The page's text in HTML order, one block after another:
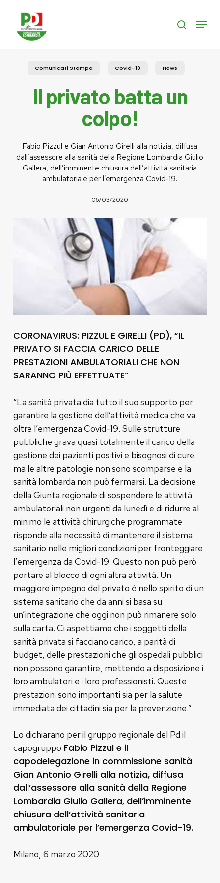
content
search
Menu
Comunicati Stampa Covid-19 News
Il privato batta un
colpo!
Fabio Pizzul e Gian Antonio Girelli alla notizia, diffusa
dall’assessore alla sanità della Regione Lombardia Giulio
Gallera, dell’imminente chiusura dell’attività sanitaria
ambulatoriale per l’emergenza Covid-19.
06/03/2020
CORONAVIRUS: PIZZUL E GIRELLI (PD), “IL
PRIVATO SI FACCIA CARICO DELLE
PRESTAZIONI AMBULATORIALI CHE NON
SARANNO PIÙ EFFETTUATE”
“La sanità privata dia tutto il suo supporto per
garantire la gestione dell’attività medica che va
oltre l’emergenza Covid-19. Sulle strutture
pubbliche grava quasi totalmente il carico della
gestione dei pazienti positivi e bisognosi di cure
ma le altre patologie non sono scomparse e la
sanità lombarda non può fermarsi. La decisione
della Giunta regionale di sospendere le attività
ambulatoriali non urgenti da lunedì e di ridurre al
minimo le attività chirurgiche programmate
risponde alla necessità di mantenere il sistema
sanitario nelle migliori condizioni per fronteggiare
l’emergenza da Covid-19. Questo non può però
portare al blocco di ogni altra attività. Un
maggiore impegno del privato è nello spirito di un
sistema sanitario che da anni si basa su
un’integrazione che oggi non può rimanere solo
sulla carta. Ci aspettiamo che i soggetti della
sanità privata si facciano carico, a parità di
budget, delle prestazioni che gli ospedali pubblici
non possono garantire, mettendo a disposizione i
loro ambulatori e i loro professionisti. Queste
prestazioni sono importanti sia per la salute
immediata dei cittadini sia per la prevenzione.”
Lo dichiarano per il gruppo regionale del Pd il
capogruppo Fabio Pizzul e il
capodelegazione in commissione sanità
Gian Antonio Girelli alla notizia, diffusa
dall’assessore alla sanità della Regione
Lombardia Giulio Gallera, dell’imminente
chiusura dell’attività sanitaria
ambulatoriale per l’emergenza Covid-19.
Milano, 6 marzo 2020